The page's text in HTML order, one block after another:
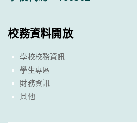
校務資料開放
學校校務資訊
學生專區
財務資訊
其他